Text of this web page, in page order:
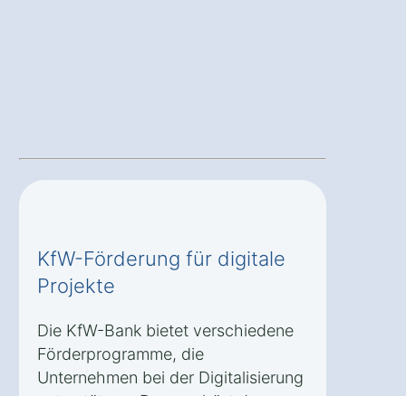
KfW-Förderung für digitale
Projekte
Die KfW-Bank bietet verschiedene
Förderprogramme, die
Unternehmen bei der Digitalisierung